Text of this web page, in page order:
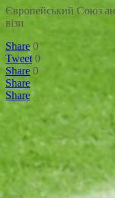
Європейський Союз
візи
Share 0
Tweet 0
Share 0
Share
Share